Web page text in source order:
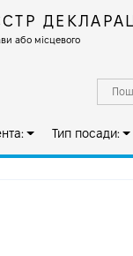
або місцевого
Тип посади: